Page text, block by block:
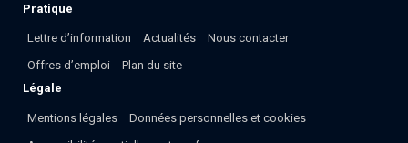
Pratique
Lettre d’information Actualités
Nous contacter
Offres d’emploi
Plan du site
Légale
Mentions légales
Données personnelles et cookies